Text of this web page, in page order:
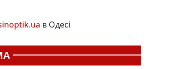
в Одесі